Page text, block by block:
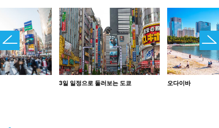
3일 일정으로 둘러보는 도쿄 오다이바